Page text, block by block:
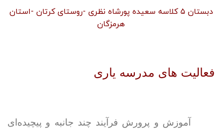
دبستان ۵ کلاسه سعیده پورشاه نظری -روستای کرتان -استان
هرمزگان
فعالیت های مدرسه یاری
آموزش و پرورش فرآیند چند جانبه و پیچیده‌ای